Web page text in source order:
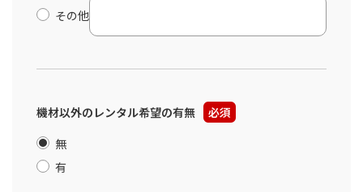
その他
機材以外のレンタル希望の有無
必須
無
有